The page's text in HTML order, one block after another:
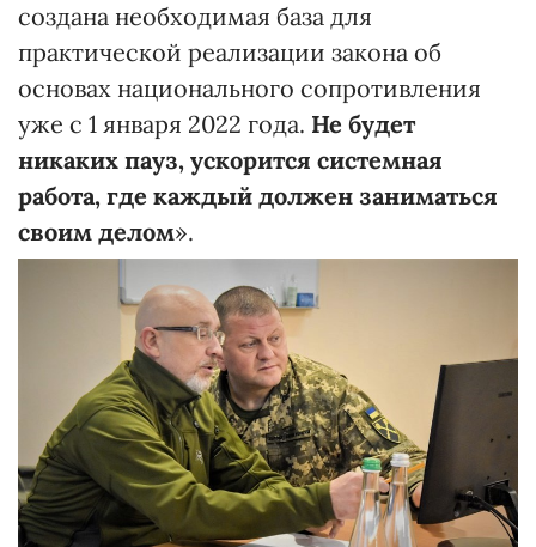
создана необходимая база для
практической реализации закона об
основах национального сопротивления
уже с 1 января 2022 года. Не будет
никаких пауз, ускорится системная
работа, где каждый должен заниматься
своим делом».